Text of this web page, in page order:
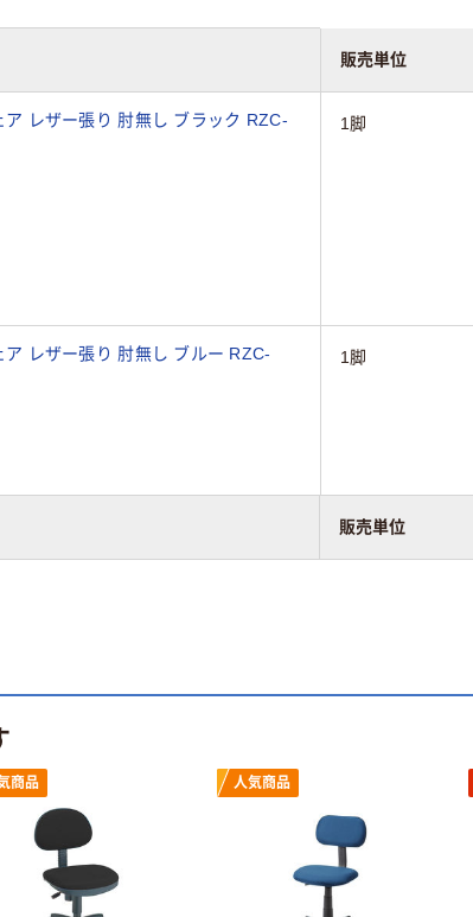
販売単位
販売単位
レザー張り 肘無し ブラック RZC-
1脚
レザー張り 肘無し ブルー RZC-
1脚
商品 人気商品